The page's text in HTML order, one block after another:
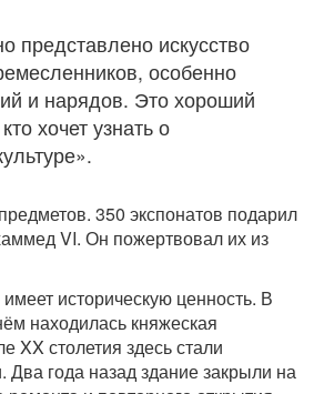
представлено искусство
особенно
и нарядов. Это хороший
хочет узнать о
350 экспонатов подарил
VI. Он пожертвовал их из
историческую ценность. В
находилась княжеская
XX столетия здесь стали
Два года назад здание закрыли на